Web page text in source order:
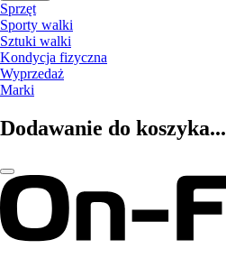
Sprzęt
Sporty walki
Sztuki walki
Kondycja fizyczna
Wyprzedaż
Marki
Dodawanie do koszyka...